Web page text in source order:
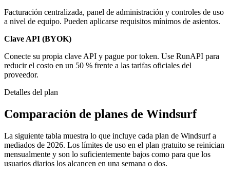
Facturación centralizada, panel de administración y controles de uso
a nivel de equipo. Pueden aplicarse requisitos mínimos de asientos.
Clave API (BYOK)
Conecte su propia clave API y pague por token. Use RunAPI para
reducir el costo en un 50 % frente a las tarifas oficiales del
proveedor.
Detalles del plan
Comparación de planes de Windsurf
La siguiente tabla muestra lo que incluye cada plan de Windsurf a
mediados de 2026. Los límites de uso en el plan gratuito se reinician
mensualmente y son lo suficientemente bajos como para que los
usuarios diarios los alcancen en una semana o dos.